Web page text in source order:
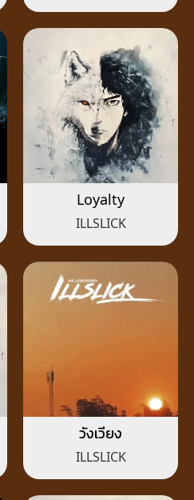
Loyalty
ILLSLICK
วังเวียง
ILLSLICK